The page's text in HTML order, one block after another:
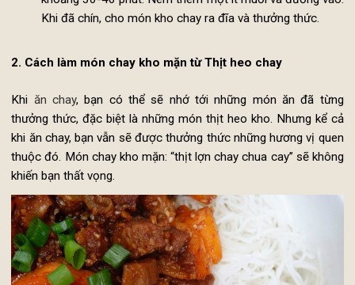
Cho cá chay vào chảo rán qua, nêm thêm một ít
nồi kho, đóng nắp lại và để ở nhiệt độ trung bình
khoảng 30-40 phút. Nêm thêm một ít muối và đường
Khi đã chín, cho món kho chay ra đĩa và thưởng thức.
2. Cách làm món chay kho mặn từ Thịt heo chay
Khiăn chay, bạn có thể sẽ nhớ tới những món ăn đã
thưởng thức, đặc biệt là những món thịt heo kho. Nhưng kể
khi ăn chay, bạn vẫn sẽ được thưởng thức những hương vị
thuộc đó. Món chay kho mặn: “thịt lợn chay chua cay” sẽ
khiến bạn thất vọng.